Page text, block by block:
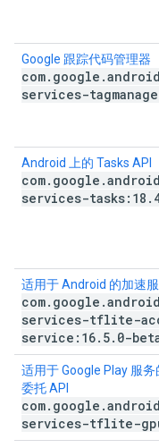
Google 跟踪代码管理器
com. google .android
services-
Android 上的 Tasks API
com. google .android
services-tasks:18 .
适用于 Android 的加速
com. google .android
services-tflite-
service:16. 5. 0-
适用于 Google Play 服
委托 API
com. google .android
services-tflite-